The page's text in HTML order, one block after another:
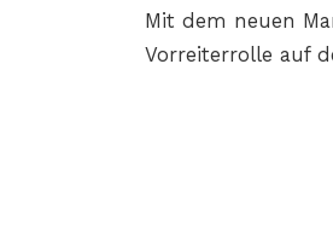
Mit dem neuen
Vorreiterrolle auf